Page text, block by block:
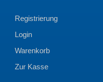
Registrierung
Login
Warenkorb
Zur Kasse